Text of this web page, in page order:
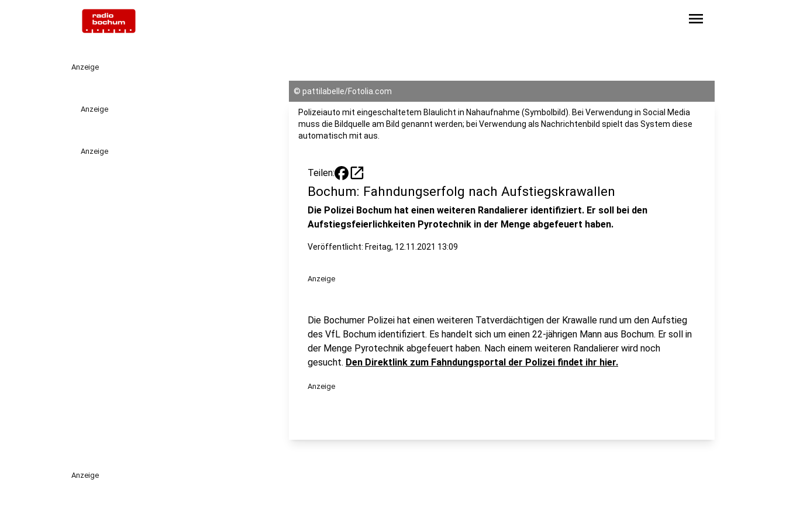
menu
Anzeige
Anzeige
Anzeige
© pattilabelle/Fotolia.com
Polizeiauto mit eingeschaltetem Blaulicht in Nahaufnahme (Symbolbild). Bei Verwendung in Social Media
muss die Bildquelle am Bild genannt werden; bei Verwendung als Nachrichtenbild spielt das System diese
automatisch mit aus.
Teilen: open_in_new
Bochum: Fahndungserfolg nach Aufstiegskrawallen
Die Polizei Bochum hat einen weiteren Randalierer identifiziert. Er soll bei den
Aufstiegsfeierlichkeiten Pyrotechnik in der Menge abgefeuert haben.
Veröffentlicht: Freitag, 12.11.2021 13:09
Anzeige
Die Bochumer Polizei hat einen weiteren Tatverdächtigen der Krawalle rund um den Aufstieg
des VfL Bochum identifiziert. Es handelt sich um einen 22-jährigen Mann aus Bochum. Er soll in
der Menge Pyrotechnik abgefeuert haben. Nach einem weiteren Randalierer wird noch
gesucht. Den Direktlink zum Fahndungsportal der Polizei findet ihr hier.
Anzeige
Anzeige